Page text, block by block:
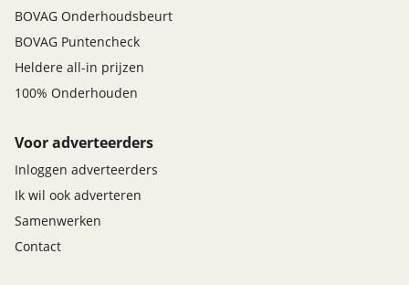
BOVAG Onderhoudsbeurt
BOVAG Puntencheck
Heldere all-in prijzen
100% Onderhouden
Voor adverteerders
Inloggen adverteerders
Ik wil ook adverteren
Samenwerken
Contact